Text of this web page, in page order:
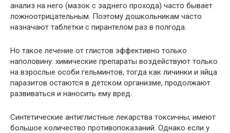
анализ на него (мазок с заднего прохода) часто бывает
ложноотрицательным. Поэтому дошкольникам часто
назначают таблетки с пирантелом раз в полгода.
Но такое лечение от глистов эффективно только
наполовину: химические препараты воздействуют только
на взрослые особи гельминтов, тогда как личинки и яйца
паразитов остаются в детском организме, продолжают
развиваться и наносить ему вред.
Синтетические антиглистные лекарства токсичны, имеют
большое количество противопоказаний. Однако если у